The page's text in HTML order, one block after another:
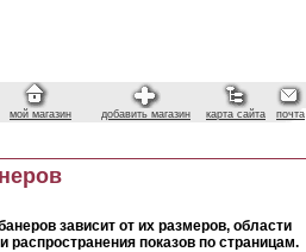
мой магазин добавить магазин карта сайта почта
зависит от их размеров, области
распространения показов по страницам.